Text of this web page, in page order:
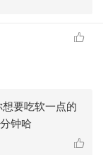
会苦）
）
要吃软一点的
钟哈